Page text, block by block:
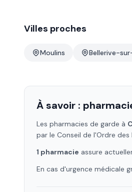
Villes proches
Moulins Bellerive-
À savoir :
Les pharmacies de garde à
par le Conseil de l'Ordre
1 pharmacie assure
En cas d'urgence médicale